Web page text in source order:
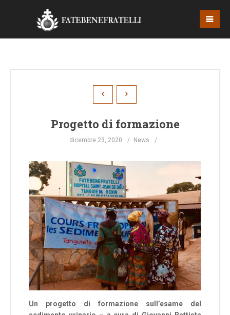
Progetto di formazione
dicembre 23, 2020 News
Un progetto di formazione sull’esame del